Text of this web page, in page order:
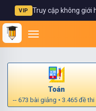
VIP Truy cập không giới
Toán
-- 673 bài giảng • 3.465 đề thi